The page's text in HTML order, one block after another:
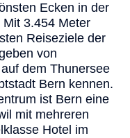
Ecken in der
3.454 Meter
Reiseziele der
von
dem Thunersee
Bern kennen.
ist Bern eine
mit mehreren
Hotel im